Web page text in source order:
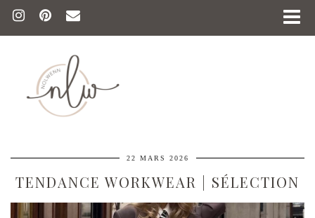
22 MARS 2026
TENDANCE WORKWEAR | SÉLECTION